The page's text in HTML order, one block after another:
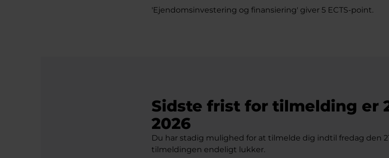
'Ejendomsinvestering og finansiering' giver 5 ECTS-point.
Sidste frist for tilmelding er
2026
Du har stadig mulighed for at tilmelde dig indtil fredag den
tilmeldingen endeligt lukker.